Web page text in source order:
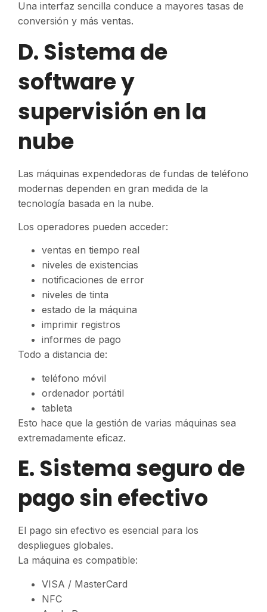
Una interfaz sencilla conduce a mayores tasas de
conversión y más ventas.
D. Sistema de
software y
supervisión en la
nube
Las máquinas expendedoras de fundas de teléfono
modernas dependen en gran medida de la
tecnología basada en la nube.
Los operadores pueden acceder:
ventas en tiempo real
niveles de existencias
notificaciones de error
niveles de tinta
estado de la máquina
imprimir registros
informes de pago
Todo a distancia de:
teléfono móvil
ordenador portátil
tableta
Esto hace que la gestión de varias máquinas sea
extremadamente eficaz.
E. Sistema seguro de
pago sin efectivo
El pago sin efectivo es esencial para los
despliegues globales.
La máquina es compatible:
VISA / MasterCard
NFC